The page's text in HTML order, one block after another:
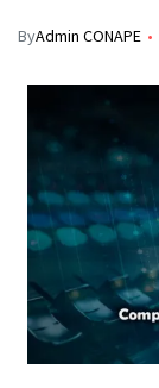
ByAdmin CONAPE